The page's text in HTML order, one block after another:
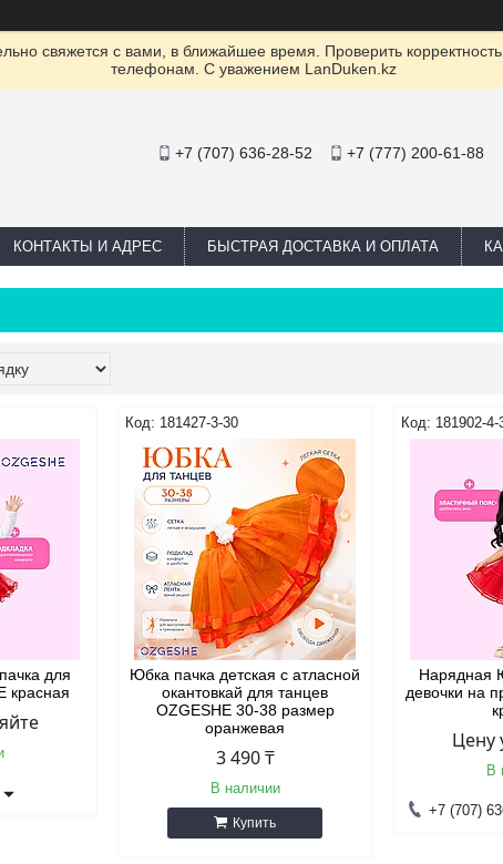
свяжется с вами, в ближайшее время. Проверить
телефонам. С уважением LanDuken.kz
+7 (707) 636-28-52 +7 (777) 200-61-88
КОНТАКТЫ И АДРЕС БЫСТРАЯ ДОСТАВКА И ОПЛАТА
для
красная
181427-3-30
Юбка пачка детская с атласной
окантовкай для танцев
OZGESHE 30-38 размер
оранжевая
3 490 ₸
В наличии
Купить
181902-4-
Нарядная
девочки на
Цену
В
+7 (707)